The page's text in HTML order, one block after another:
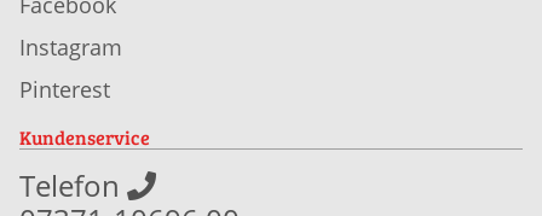
Instagram
Pinterest
Kundenservice
Telefon